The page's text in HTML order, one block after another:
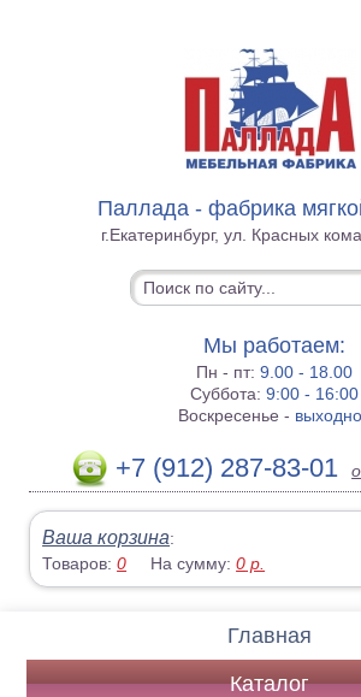
Паллада - фабрика
г.Екатеринбург, ул. Красных
Мы работаем:
Пн - пт:9.00 - 18.00
Суббота:9:00 - 16:00
Воскресенье -
+7 (912) 287-83-01
Ваша корзина:
Товаров:0 На сумму:0 р.
Главная
Каталог